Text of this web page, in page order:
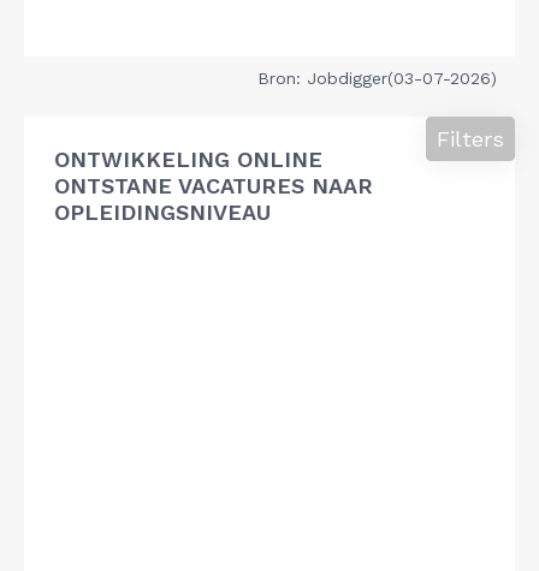
Bron: Jobdigger(03-07-2026)
ONTWIKKELING ONLINE
ONTSTANE VACATURES NAAR
OPLEIDINGSNIVEAU
Filters